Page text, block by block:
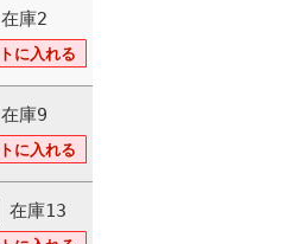
在庫2
在庫9
在庫13